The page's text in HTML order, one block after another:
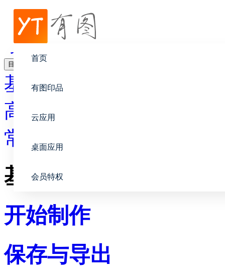
首页
有图印品
云应用
桌面应用
会员特权
帮助中心
动画视频
目录
基础教程
高级教程
常见问题
基础教程
开始制作
保存与导出